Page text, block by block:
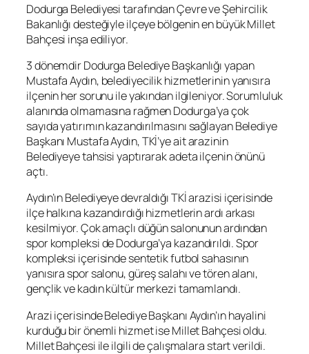
Dodurga Belediyesi tarafından Çevre ve Şehircilik
Bakanlığı desteğiyle ilçeye bölgenin en büyük Millet
Bahçesi inşa ediliyor.
3 dönemdir Dodurga Belediye Başkanlığı yapan
Mustafa Aydın, belediyecilik hizmetlerinin yanısıra
ilçenin her sorunu ile yakından ilgileniyor. Sorumluluk
alanında olmamasına rağmen Dodurga’ya çok
sayıda yatırımın kazandırılmasını sağlayan Belediye
Başkanı Mustafa Aydın, TKİ’ye ait arazinin
Belediyeye tahsisi yaptırarak adeta ilçenin önünü
açtı.
Aydın’ın Belediyeye devraldığı TKİ arazisi içerisinde
ilçe halkına kazandırdığı hizmetlerin ardı arkası
kesilmiyor. Çok amaçlı düğün salonunun ardından
spor kompleksi de Dodurga’ya kazandırıldı. Spor
kompleksi içerisinde sentetik futbol sahasının
yanısıra spor salonu, güreş salahı ve tören alanı,
gençlik ve kadın kültür merkezi tamamlandı.
Arazi içerisinde Belediye Başkanı Aydın’ın hayalini
kurduğu bir önemli hizmet ise Millet Bahçesi oldu.
Millet Bahçesi ile ilgili de çalışmalara start verildi.